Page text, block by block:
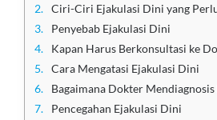
Ciri-Ciri Ejakulasi Dini yang
Penyebab Ejakulasi Dini
Kapan Harus Berkonsultasi ke
Cara Mengatasi Ejakulasi Dini
Bagaimana Dokter
Pencegahan Ejakulasi Dini